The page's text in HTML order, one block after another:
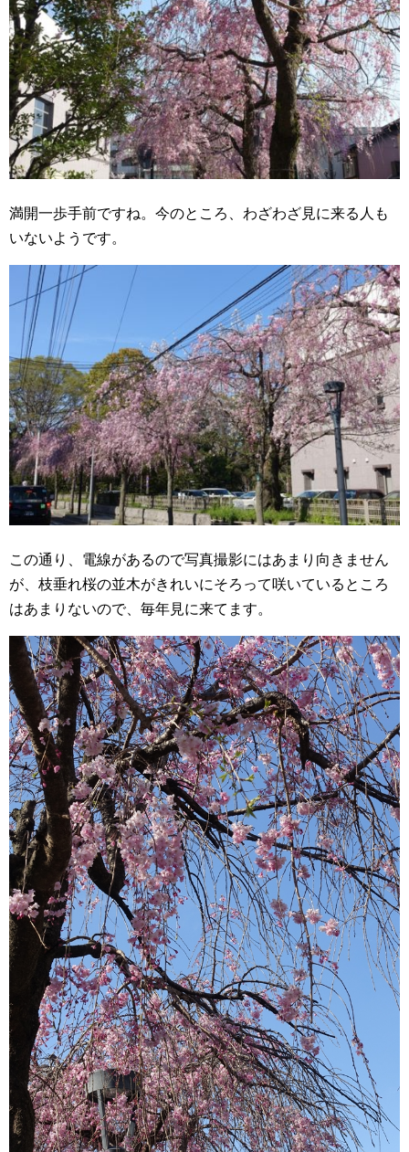
満開一歩手前ですね。今のところ、わざわざ見に来る人も
いないようです。
この通り、電線があるので写真撮影にはあまり向きません
が、枝垂れ桜の並木がきれいにそろって咲いているところ
はあまりないので、毎年見に来てます。